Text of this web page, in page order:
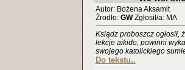
Autor: Bożena Aksamit
Źrodło: GWZgłosił/a: MA
Ksiądz proboszcz ogłosił,
lekcje aikido, powinni
swojego katolickiego
Do tekstu..